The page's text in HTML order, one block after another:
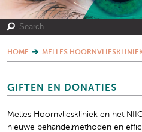
HOME MELLES
GIFTEN EN DONATIES
Melles Hoornvlieskliniek en het
nieuwe behandelmethoden en